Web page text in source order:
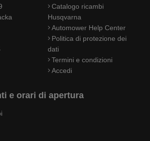
Catalogo ricambi
Husqvarna
Automower Help Center
Politica di protezione dei
dati
Termini e condizioni
Accedi
e orari di apertura